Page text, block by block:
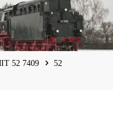
52 7409
52